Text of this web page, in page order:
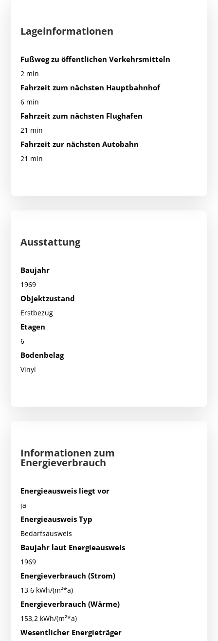
Lageinformationen
Fußweg zu öffentlichen Verkehrsmitteln
2 min
Fahrzeit zum nächsten Hauptbahnhof
6 min
Fahrzeit zum nächsten Flughafen
21 min
Fahrzeit zur nächsten Autobahn
21 min
Ausstattung
Baujahr
1969
Objektzustand
Erstbezug
Etagen
6
Bodenbelag
Vinyl
Informationen zum
Energieverbrauch
Energieausweis liegt vor
ja
Energieausweis Typ
Bedarfsausweis
Baujahr laut Energieausweis
1969
Energieverbrauch (Strom)
13,6 kWh/(m²*a)
Energieverbrauch (Wärme)
153,2 kWh/(m²*a)
Wesentlicher Energieträger